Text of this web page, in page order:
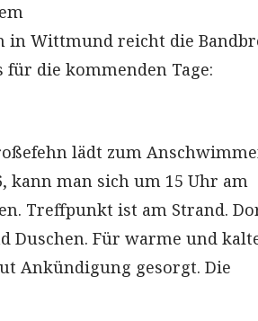
in Wittmund reicht die
die kommenden Tage:
lädt zum
kann man sich um 15 Uhr am
Treffpunkt ist am Strand.
Duschen. Für warme und
Ankündigung gesorgt. Die